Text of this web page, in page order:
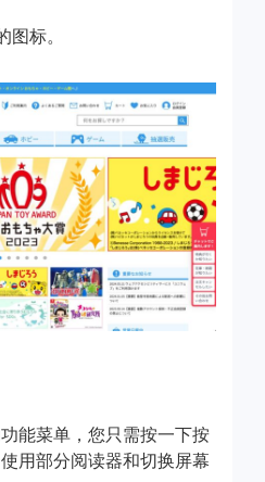
图标。
能菜单，您只需按一下按
用部分阅读器和切换屏幕